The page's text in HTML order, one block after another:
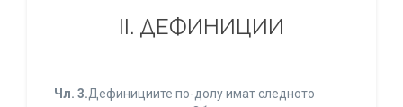
ІІ. ДЕФИНИЦИИ
Чл. 3.Дефинициите по-долу имат следното